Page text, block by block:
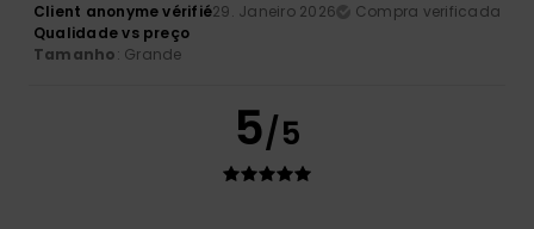
Client anonyme vérifié29. Janeiro 2026
Compra verificada
Qualidade vs preço
Tamanho: Grande
5/5